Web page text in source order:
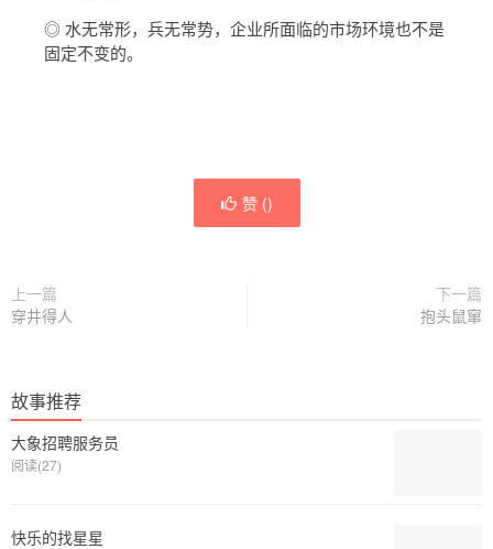
◎ 水无常形，兵无常势，企业所面临的市场环境也不是
固定不变的。
赞 ()
上一篇
穿井得人
下一篇
抱头鼠窜
故事推荐
大象招聘服务员
阅读(27)
快乐的找星星